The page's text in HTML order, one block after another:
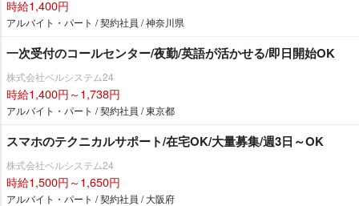
時給1,400円
アルバイト・パート / 契約社員 / 神奈川県
一次受付のコールセンター/夜勤/英語が活かせる/即日開始OK
株式会社ベルシステム24
時給1,400円～1,738円
アルバイト・パート / 契約社員 / 東京都
スマホのテクニカルサポート/在宅OK/大量募集/週3日～OK
株式会社ベルシステム24
時給1,500円～1,650円
アルバイト・パート / 契約社員 / 大阪府